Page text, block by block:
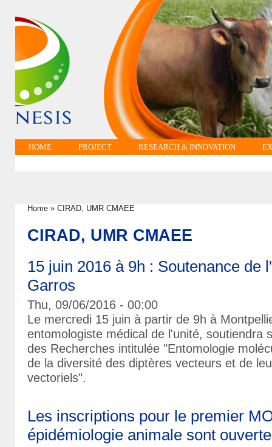
HOME PROJECT RESEARCH & INNOVATION
You are here
Home » CIRAD, UMR CMAEE
CIRAD, UMR CMAEE
15 juin 2016 à 9h : Soutenance de
Garros
Thu, 09/06/2016 - 00:00
Le mercredi 15 juin à partir de 9h à
entomologiste médical de l'unité, soutiendra
des Recherches intitulée "Entomologie
de la diversité des diptères vecteurs et de
vectoriels".
Les inscriptions pour le premier
épidémiologie animale sont